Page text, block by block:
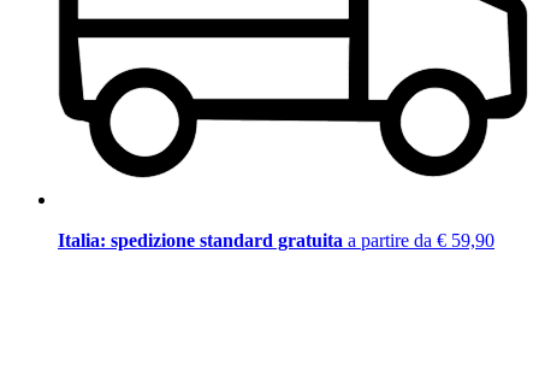
Italia: spedizione standard gratuita a partire da € 59,90